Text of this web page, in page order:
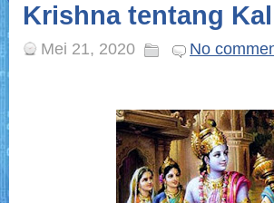
Krishna tentang
Mei 21, 2020 No